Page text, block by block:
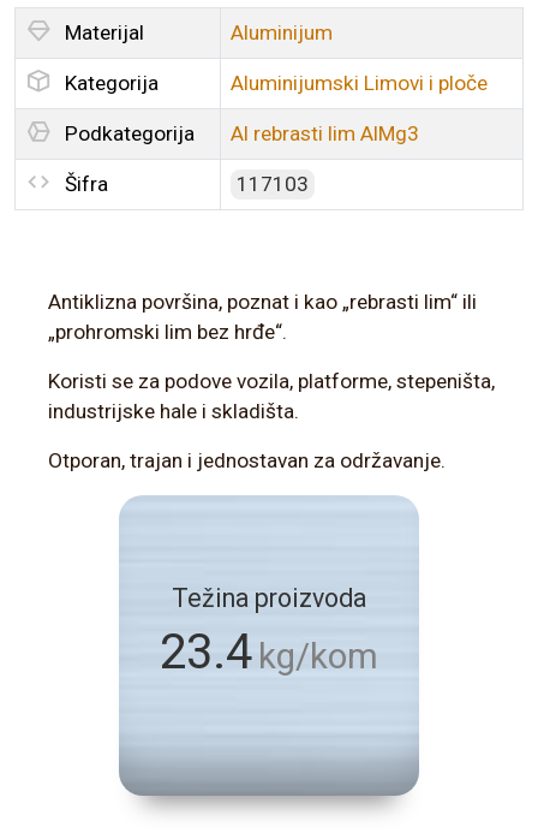
Materijal Aluminijum
Kategorija Aluminijumski Limovi i ploče
Podkategorija Al rebrasti lim AlMg3
Šifra 117103
Antiklizna površina, poznat i kao „rebrasti lim“ ili
„prohromski lim bez hrđe“.
Koristi se za podove vozila, platforme, stepeništa,
industrijske hale i skladišta.
Otporan, trajan i jednostavan za održavanje.
Težina proizvoda
23.4 kg/kom